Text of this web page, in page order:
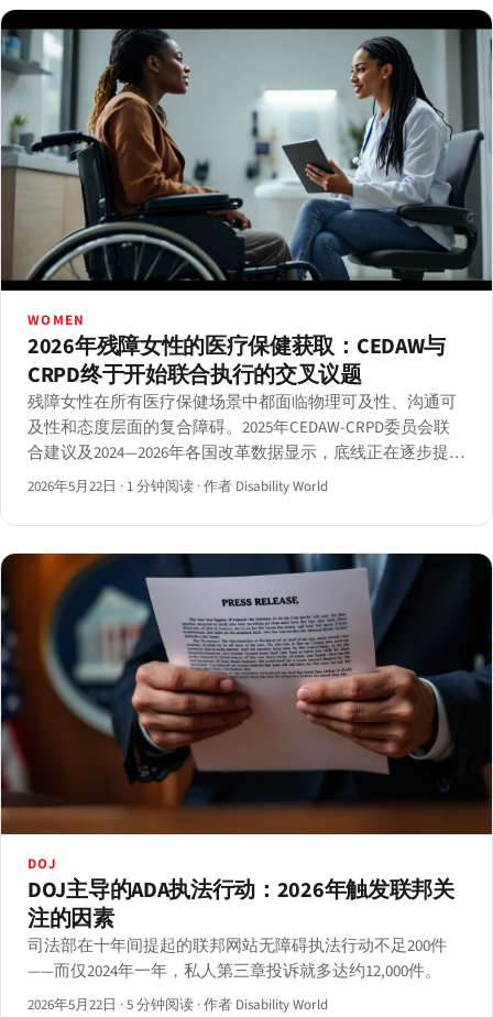
WOMEN
2026年残障女性的医疗保健获取：CEDAW与
CRPD终于开始联合执行的交叉议题
残障女性在所有医疗保健场景中都面临物理可及性、沟通可
及性和态度层面的复合障碍。2025年CEDAW-CRPD委员会联
合建议及2024—2026年各国改革数据显示，底线正在逐步提
升。
2026年5月22日 · 1 分钟阅读 ·作者 Disability World
DOJ
DOJ主导的ADA执法行动：2026年触发联邦关
注的因素
司法部在十年间提起的联邦网站无障碍执法行动不足200件
——而仅2024年一年，私人第三章投诉就多达约12,000件。
2026年5月22日 ·5 分钟阅读 ·作者 Disability World